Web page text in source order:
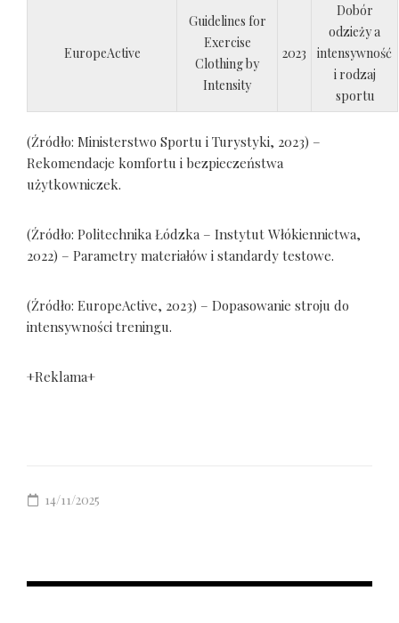
EuropeActive
Guidelines for
Exercise
Clothing by
Intensity
2023
Dobór
odzieży a
intensywność
i rodzaj
sportu
(Źródło: Ministerstwo Sportu i Turystyki, 2023) –
Rekomendacje komfortu i bezpieczeństwa
użytkowniczek.
(Źródło: Politechnika Łódzka – Instytut Włókiennictwa,
2022) – Parametry materiałów i standardy testowe.
(Źródło: EuropeActive, 2023) – Dopasowanie stroju do
intensywności treningu.
+Reklama+
14/11/2025